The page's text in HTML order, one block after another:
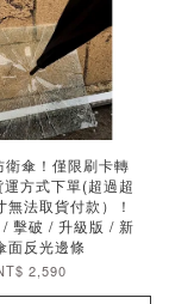
衛傘！僅限刷卡轉
方式下單(超過超
無法取貨付款）！
擊破 / 升級版 / 新
面反光邊條
2,590